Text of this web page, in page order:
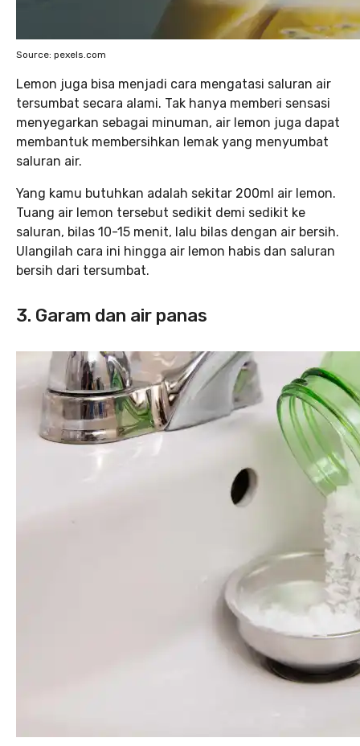
Source: pexels.com
Lemon juga bisa menjadi cara mengatasi saluran air
tersumbat secara alami. Tak hanya memberi sensasi
menyegarkan sebagai minuman, air lemon juga dapat
membantuk membersihkan lemak yang menyumbat
saluran air.
Yang kamu butuhkan adalah sekitar 200ml air lemon.
Tuang air lemon tersebut sedikit demi sedikit ke
saluran, bilas 10-15 menit, lalu bilas dengan air bersih.
Ulangilah cara ini hingga air lemon habis dan saluran
bersih dari tersumbat.
3. Garam dan air panas